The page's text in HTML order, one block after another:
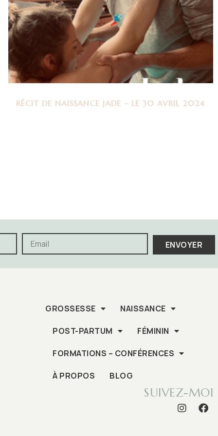
RÉCIT DE NAISSANCE JADE – LE 30 AVRIL 2024
ENVOYER
GROSSESSE NAISSANCE
POST-PARTUM FÉMININ
FORMATIONS – CONFÉRENCES
À PROPOS BLOG
SUIVEZ-MOI